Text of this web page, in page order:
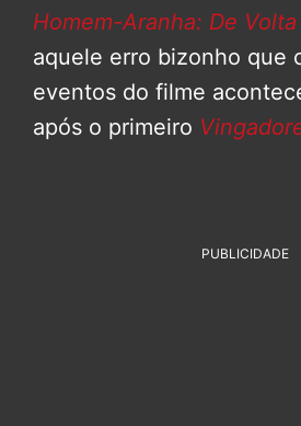
Homem-Aranha: De
aquele erro bizonho que
eventos do filme
após o primeiro
PUBLICIDADE